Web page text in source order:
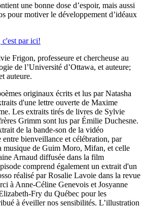
une bonne dose d’espoir, mais aussi
pour motiver le développement d’idéaux
par ici!
Frigon, professeure et chercheuse au
de l’Université d’Ottawa, et auteure;
auteure.
originaux écrits et lus par Natasha
d'une lettre ouverte de Maxime
Les extraits tirés de livres de Sylvie
Grimm sont lus par Émilie Duchesne.
de la bande-son de la vidéo
bienveillance et célébration, par
musique de Guim Moro, Mifan, et celle
Arnaud diffusée dans la film
comprend également un extrait d'un
réalisé par Rosalie Lavoie dans la revue
à Anne-Céline Genevois et Josyanne
Fry du Québec pour les
à éveiller nos sensibilités. L’illustration